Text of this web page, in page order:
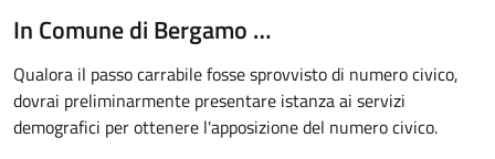
In Comune di Bergamo …
Qualora il passo carrabile fosse sprovvisto di numero civico,
dovrai preliminarmente presentare istanza ai servizi
demografici per ottenere l'apposizione del numero civico.